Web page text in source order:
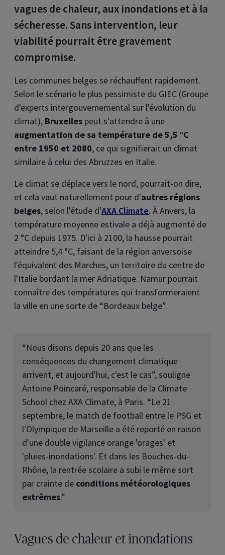
vagues de chaleur, aux inondations et à la
sécheresse. Sans intervention, leur
viabilité pourrait être gravement
compromise.
Les communes belges se réchauffent rapidement.
Selon le scénario le plus pessimiste du GIEC (Groupe
d'experts intergouvernemental sur l'évolution du
climat), Bruxelles peut s'attendre à une
augmentation de sa température de 5,5 °C
entre 1950 et 2080, ce qui signifierait un climat
similaire à celui des Abruzzes en Italie.
Le climat se déplace vers le nord, pourrait-on dire,
et cela vaut naturellement pour d'autres régions
belges, selon l'étude d'AXA Climate. À Anvers, la
température moyenne estivale a déjà augmenté de
2 °C depuis 1975. D'ici à 2100, la hausse pourrait
atteindre 5,4 °C, faisant de la région anversoise
l'équivalent des Marches, un territoire du centre de
l'Italie bordant la mer Adriatique. Namur pourrait
connaître des températures qui transformeraient
la ville en une sorte de “Bordeaux belge”.
“Nous disons depuis 20 ans que les
conséquences du changement climatique
arrivent, et aujourd'hui, c'est le cas”, souligne
Antoine Poincaré, responsable de la Climate
School chez AXA Climate, à Paris. “Le 21
septembre, le match de football entre le PSG et
l'Olympique de Marseille a été reporté en raison
d'une double vigilance orange 'orages' et
'pluies-inondations'. Et dans les Bouches-du-
Rhône, la rentrée scolaire a subi le même sort
par crainte de conditions météorologiques
extrêmes.”
Vagues de chaleur et inondations